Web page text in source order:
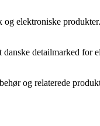
elektroniske
detailmarked
og relaterede